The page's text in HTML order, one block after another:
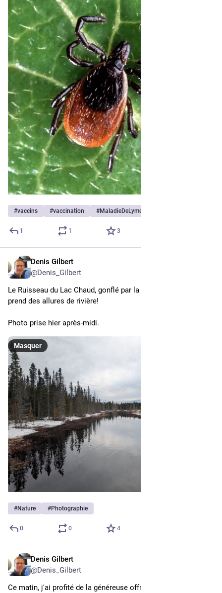
#vaccins #vaccination #MaladieDeLyme
1 1 3
Denis Gilbert
@Denis_Gilbert
Le Ruisseau du Lac Chaud, gonflé par la fonte des neiges,
prend des allures de rivière!
Photo prise hier après-midi.
Masquer
#Nature #Photographie
0 0 4
Denis Gilbert
@Denis_Gilbert
Ce matin, j'ai profité de la généreuse offre de